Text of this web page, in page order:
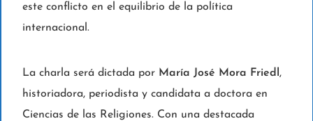
este conflicto en el equilibrio de la política
internacional.
La charla será dictada por María José Mora Friedl,
historiadora, periodista y candidata a doctora en
Ciencias de las Religiones. Con una destacada